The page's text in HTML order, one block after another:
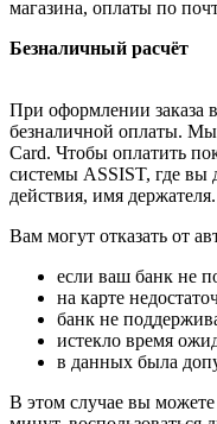
магазина, оплаты по
Безналичный расчёт
При оформлении заказа
безналичной оплаты.
Card. Чтобы оплатить
системы ASSIST, где вы
действия, имя держателя.
Вам могут отказать от
если ваш банк не
на карте
банк не
истекло время
в данных была
В этом случае вы